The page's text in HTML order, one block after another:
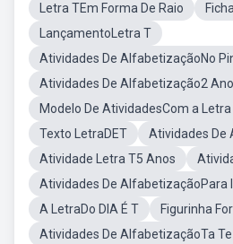
Letra TEm Forma De Raio
LançamentoLetra T
Atividades De AlfabetizaçãoNo
Atividades De Alfabetização2
Modelo De AtividadesCom a
Texto LetraDET
Atividades De
Atividade Letra T5 Anos
Atividades De AlfabetizaçãoPara
A LetraDo DIA É T
Figurinha
Atividades De AlfabetizaçãoTa Te